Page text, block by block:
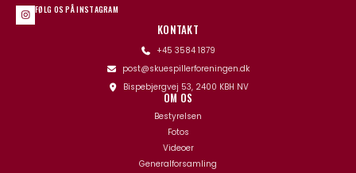
FØLG OS PÅ INSTAGRAM
KONTAKT
+45 3584 1879
post@skuespillerforeningen.dk
Bispebjergvej 53, 2400 KBH NV
OM OS
Bestyrelsen
Fotos
Videoer
Generalforsamling